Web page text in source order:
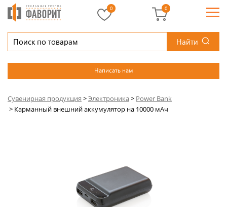
Найти
Написать нам
0 0
Сувенирная продукция >Электроника> Power Bank
> Карманный внешний аккумулятор на 10000 мАч